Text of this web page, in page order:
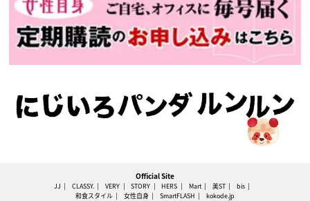
Official Site
JJ CLASSY. VERY STORY HERS Mart 美ST
bis
和食スタイル
女性自身 SmartFLASH kokode.jp